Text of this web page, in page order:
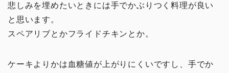
悲しみを埋めたいときには手でかぶりつく料理が良い
と思います。
スペアリブとかフライドチキンとか。
ケーキよりかは血糖値が上がりにくいですし、手でか